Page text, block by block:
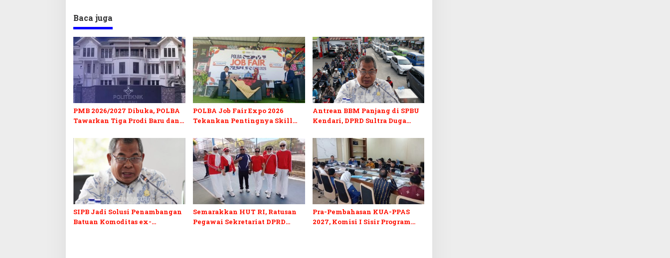
Baca juga
PMB 2026/2027 Dibuka, POLBA
Tawarkan Tiga Prodi Baru dan
POLBA Job Fair Expo 2026
Tekankan Pentingnya Skill
Antrean BBM Panjang di SPBU
Kendari, DPRD Sultra Duga
SIPB Jadi Solusi Penambangan
Batuan Komoditas ex-
Semarakkan HUT RI, Ratusan
Pegawai Sekretariat DPRD
Pra-Pembahasan KUA-PPAS
2027, Komisi I Sisir Program